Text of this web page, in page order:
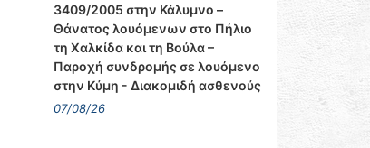
3409/2005 στην Κάλυμνο –
Θάνατος λουόμενων στο Πήλιο
τη Χαλκίδα και τη Βούλα –
Παροχή συνδρομής σε λουόμενο
στην Κύμη - Διακομιδή ασθενούς
07/08/26